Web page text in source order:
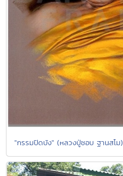
"กรรมปิดบัง" (หลวงปู่ชอบ ฐานสโม)